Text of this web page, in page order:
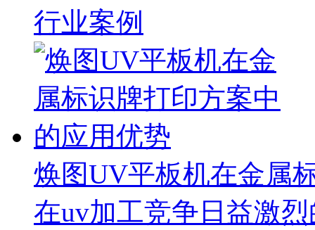
行业案例
焕图UV平板机在金属
在uv加工竞争日益激